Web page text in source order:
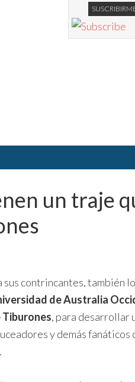
un traje
contrincantes, también
de Australia
, para desarrollar
y demás fanáticos